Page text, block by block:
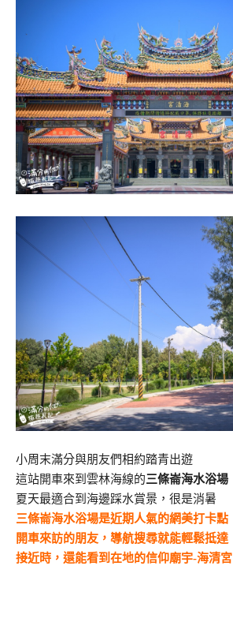
小周末滿分與朋友們相約踏青出遊
這站開車來到雲林海線的三條崙海水浴場
夏天最適合到海邊踩水賞景，很是消暑
三條崙海水浴場是近期人氣的網美打卡點
開車來訪的朋友，導航搜尋就能輕鬆抵達
接近時，還能看到在地的信仰廟宇-海清宮